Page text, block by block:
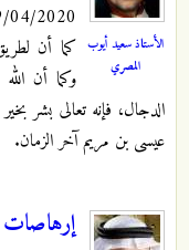
الأستاذ سعيد أيوب
المصري
2020 - 23:45
كما أن
وكما أن
الدجال، فإنه تعالى بشر
عيسى بن مريم آخر الزمان.